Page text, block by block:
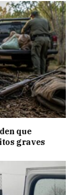
que
graves